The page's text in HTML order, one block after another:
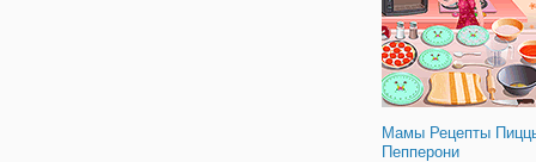
Мамы Рецепты
Пепперони